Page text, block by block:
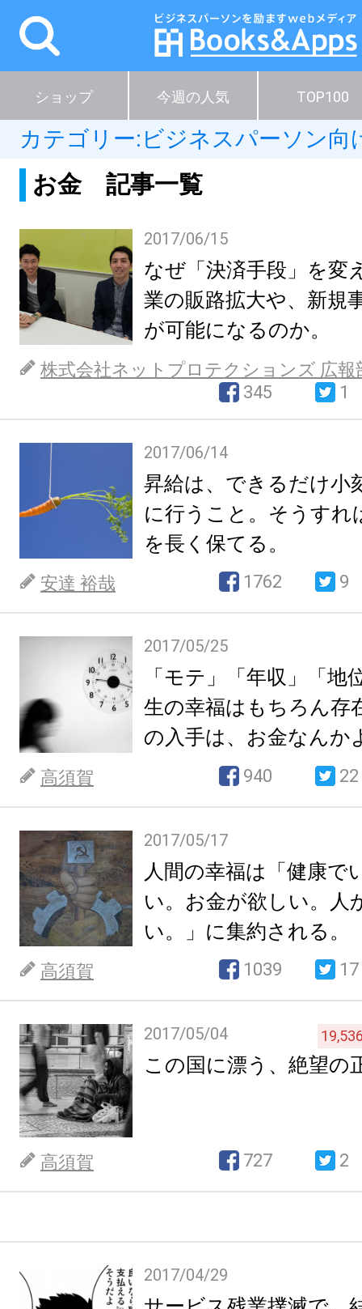
ショップ 今週の人気 TOP100
カテゴリー: ビジネスパーソン向
お金 記事一覧
2017/06/15
なぜ「決済手段」を変
業の販路拡大や、新規
が可能になるのか。
株式会社ネットプロテクションズ 広報
345
1
2017/06/14
昇給は、できるだけ小
に行うこと。そうすれ
を長く保てる。
安達 裕哉 1762 9
2017/05/25
「モテ」「年収」「地
生の幸福はもちろん存
の入手は、お金なんか
高須賀 940 22
2017/05/17
人間の幸福は「健康で
い。お金が欲しい。人
い。」に集約される。
高須賀 1039 17
2017/05/04
この国に漂う、絶望の
高須賀 727 2
2017/04/29